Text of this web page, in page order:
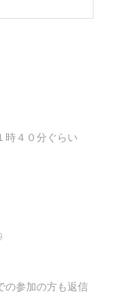
時４０分ぐらい
の参加の方も返信